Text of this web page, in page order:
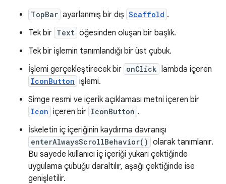
TopBar ayarlanmış bir dış Scaffold .
Tek bir Text öğesinden oluşan bir başlık.
Tek bir işlemin tanımlandığı bir üst çubuk.
İşlemi gerçekleştirecek bir onClick lambda içeren
IconButton işlemi.
Simge resmi ve içerik açıklaması metni içeren bir
Icon içeren bir IconButton .
İskeletin iç içeriğinin kaydırma davranışı
enterAlwaysScrollBehavior() olarak tanımlanır.
Bu sayede kullanıcı iç içeriği yukarı çektiğinde
uygulama çubuğu daraltılır, aşağı çektiğinde ise
genişletilir.